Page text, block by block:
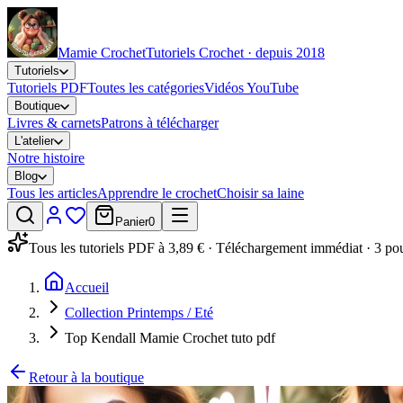
Mamie CrochetTutoriels Crochet · depuis 2018
Tutoriels
Tutoriels PDFToutes les catégoriesVidéos YouTube
Boutique
Livres & carnetsPatrons à télécharger
L'atelier
Notre histoire
Blog
Tous les articlesApprendre le crochetChoisir sa laine
Panier0
Tous les tutoriels PDF à 3,89 € · Téléchargement immédiat · 3
Accueil
Collection Printemps / Eté
Top Kendall Mamie Crochet tuto pdf
Retour à la boutique